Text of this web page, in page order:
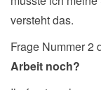
versteht das.
Frage Nummer 2
Arbeit noch?